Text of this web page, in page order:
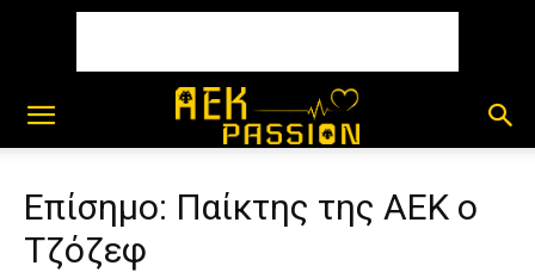
Επίσημο: Παίκτης της ΑΕΚ ο
Τζόζεφ